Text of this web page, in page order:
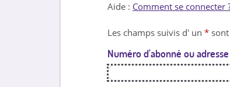
Aide : Comment se connecter
Les champs suivis d' un *
Numéro d'abonné ou